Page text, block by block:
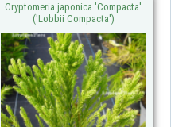
Cryptomeria japonica 'Compacta'
('Lobbii Compacta')